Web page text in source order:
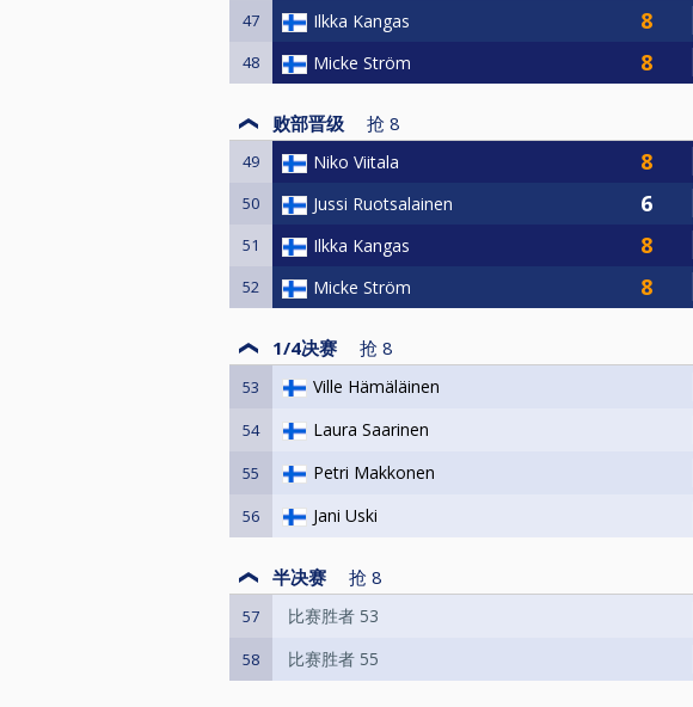
47 Ilkka Kangas
48 Micke Ström
败部晋级 抢 8
49 Niko Viitala
50 Jussi Ruotsalainen
51 Ilkka Kangas
52 Micke Ström
1/4决赛 抢 8
53 Ville Hämäläinen
54 Laura Saarinen
55 Petri Makkonen
56 Jani Uski
半决赛 抢 8
57 比赛胜者 53
58 比赛胜者 55